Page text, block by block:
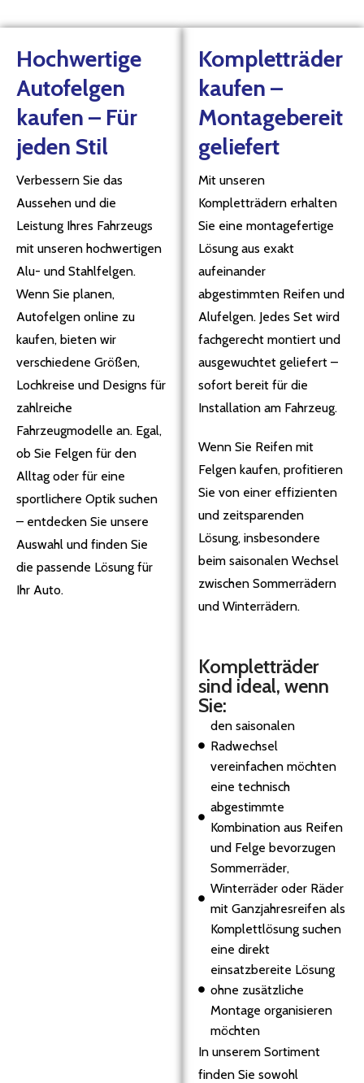
Hochwertige
Autofelgen
kaufen – Für
jeden Stil
Verbessern Sie das
Aussehen und die
Leistung Ihres Fahrzeugs
mit unseren hochwertigen
Alu- und Stahlfelgen.
Wenn Sie planen,
Autofelgen online zu
kaufen, bieten wir
verschiedene Größen,
Lochkreise und Designs für
zahlreiche
Fahrzeugmodelle an. Egal,
ob Sie Felgen für den
Alltag oder für eine
sportlichere Optik suchen
– entdecken Sie unsere
Auswahl und finden Sie
die passende Lösung für
Ihr Auto.
Kompletträder
kaufen –
Montagebereit
geliefert
Mit unseren
Kompletträdern erhalten
Sie eine montagefertige
Lösung aus exakt
aufeinander
abgestimmten Reifen und
Alufelgen. Jedes Set wird
fachgerecht montiert und
ausgewuchtet geliefert –
sofort bereit für die
Installation am Fahrzeug.
Wenn Sie Reifen mit
Felgen kaufen, profitieren
Sie von einer effizienten
und zeitsparenden
Lösung, insbesondere
beim saisonalen Wechsel
zwischen Sommerrädern
und Winterrädern.
Kompletträder
sind ideal, wenn
Sie:
den saisonalen
Radwechsel
vereinfachen möchten
eine technisch
abgestimmte
Kombination aus Reifen
und Felge bevorzugen
Sommerräder,
Winterräder oder Räder
mit Ganzjahresreifen als
Komplettlösung suchen
eine direkt
einsatzbereite Lösung
ohne zusätzliche
Montage organisieren
möchten
In unserem Sortiment
finden Sie sowohl